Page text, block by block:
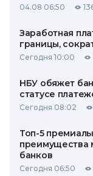
04.08 06:50
Заработная
границы,
Сегодня 10:00
НБУ обяжет
статусе
Сегодня 08:02
Топ-5
преимущества
банков
Сегодня 06:50